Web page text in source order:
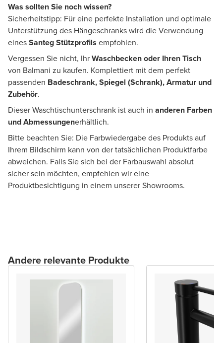
Was sollten Sie noch wissen?
Sicherheitstipp: Für eine perfekte Installation und optimale
Unterstützung des Hängeschranks wird die Verwendung
einesSanteg Stützprofils empfohlen.
Vergessen Sie nicht, IhrWaschbecken oder Ihren Tisch
von Balmani zu kaufen. Komplettiert mit dem perfekt
passenden Badeschrank, Spiegel (Schrank), Armatur und
Zubehör.
Dieser Waschtischunterschrank ist auch in anderen Farben
und Abmessungenerhältlich.
Bitte beachten Sie: Die Farbwiedergabe des Produkts auf
Ihrem Bildschirm kann von der tatsächlichen Produktfarbe
abweichen. Falls Sie sich bei der Farbauswahl absolut
sicher sein möchten, empfehlen wir eine
Produktbesichtigung in einem unserer Showrooms.
Andere relevante Produkte